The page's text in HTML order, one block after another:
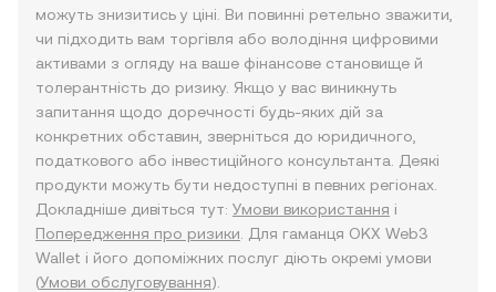
можуть знизитись у ціні. Ви повинні ретельно зважити,
чи підходить вам торгівля або володіння цифровими
активами з огляду на ваше фінансове становище й
толерантність до ризику. Якщо у вас виникнуть
запитання щодо доречності будь-яких дій за
конкретних обставин, зверніться до юридичного,
податкового або інвестиційного консультанта. Деякі
продукти можуть бути недоступні в певних регіонах.
Докладніше дивіться тут: Умови використання і
Попередження про ризики . Для гаманця OKX Web3
Wallet і його допоміжних послуг діють окремі умови
(Умови обслуговування).